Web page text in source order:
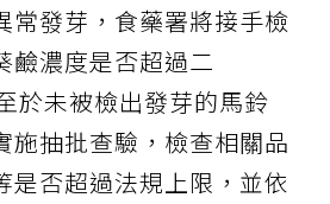
常發芽，食藥署將接手檢
鹼濃度是否超過二
未被檢出發芽的馬鈴
施抽批查驗，檢查相關品
是否超過法規上限，並依